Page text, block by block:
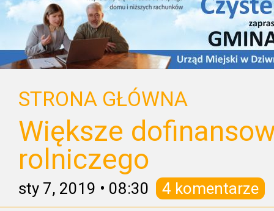
STRONA GŁÓWNA
Większe
rolniczego
sty 7, 2019 • 08:30 4 komentarze